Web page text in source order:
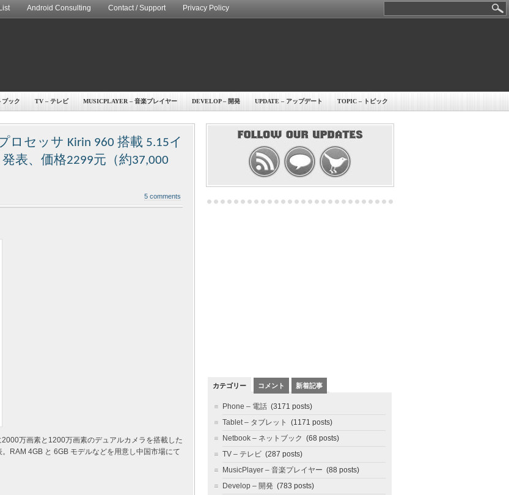
Android Consulting Contact / Support Privacy Policy
ック TV – テレビ MUSICPLAYER – 音楽プレイヤー DEVELOP – 開発 UPDATE – アップデート TOPIC – トピック
ロセッサ Kirin 960 搭載 5.15イ
表、価格2299元（約37,000
5 comments
万画素と1200万画素のデュアルカメラを搭載した
RAM 4GB と 6GB モデルなどを用意し中国市場にて
カテゴリー コメント 新着記事
Phone – 電話 (3171 posts)
Tablet – タブレット
(1171 posts)
Netbook – ネットブック (68 posts)
TV – テレビ (287 posts)
MusicPlayer – 音楽プレイヤー (88 posts)
Develop – 開発 (783 posts)